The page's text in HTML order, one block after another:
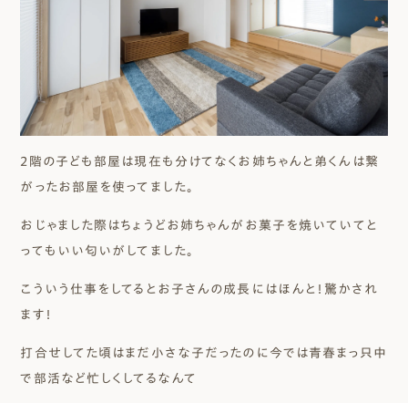
２階の子ども部屋は現在も分けてなくお姉ちゃんと弟くんは繋
がったお部屋を使ってました。
おじゃました際はちょうどお姉ちゃんがお菓子を焼いていてと
ってもいい匂いがしてました。
こういう仕事をしてるとお子さんの成長にはほんと！驚かされ
ます！
打合せしてた頃はまだ小さな子だったのに今では青春まっ只中
で部活など忙しくしてるなんて